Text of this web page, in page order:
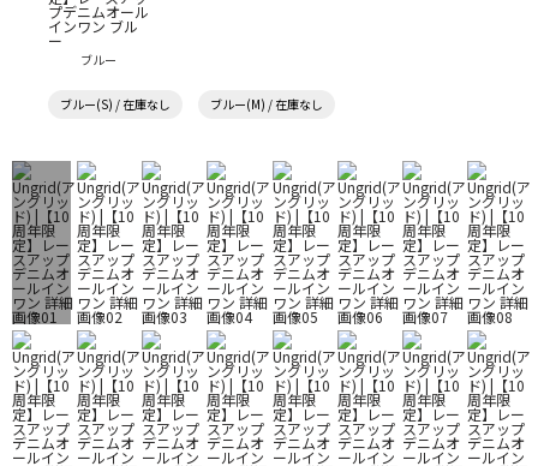
ブルー
ブルー(S) / 在庫なし ブルー(M) / 在庫なし